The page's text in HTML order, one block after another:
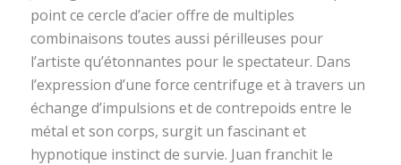
point ce cercle d’acier offre de multiples
combinaisons toutes aussi périlleuses pour
l’artiste qu’étonnantes pour le spectateur. Dans
l’expression d’une force centrifuge et à travers un
échange d’impulsions et de contrepoids entre le
métal et son corps, surgit un fascinant et
hypnotique instinct de survie. Juan franchit le